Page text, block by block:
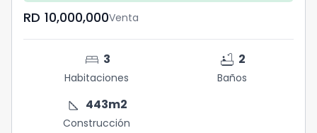
RD	10,000,000Venta
bed 3
Habitaciones
bathtub 2
Baños
square_foot 443m2
Construcción